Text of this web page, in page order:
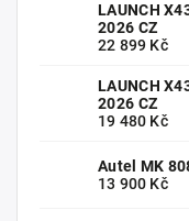
LAUNCH
2026 CZ
22 899 Kč
LAUNCH
2026 CZ
19 480 Kč
Autel MK
13 900 Kč